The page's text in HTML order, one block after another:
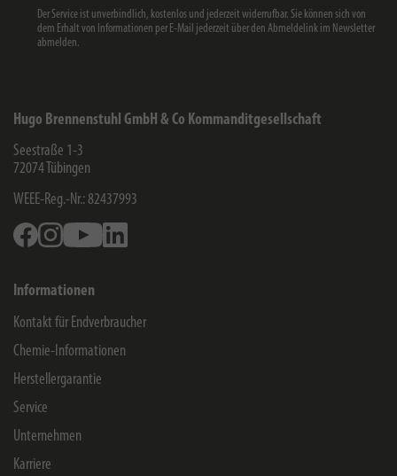
Der Service ist unverbindlich, kostenlos und jederzeit widerrufbar. Sie können sich von
dem Erhalt von Informationen per E-Mail jederzeit über den Abmeldelink im Newsletter
abmelden.
Hugo Brennenstuhl GmbH & Co Kommanditgesellschaft
Seestraße 1-3
72074 Tübingen
WEEE-Reg.-Nr.: 82437993
FacebookInstagramYoutube
Informationen
Kontakt für Endverbraucher
Chemie-Informationen
Herstellergarantie
Service
Unternehmen
Karriere